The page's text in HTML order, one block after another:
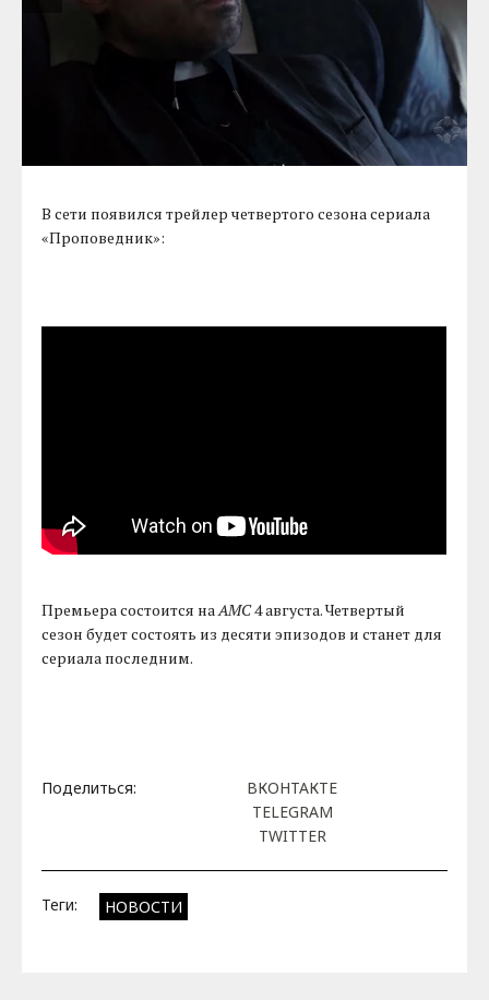
В сети появился трейлер четвертого сезона сериала
«Проповедник»:
Премьера состоится наAMC4 августа. Четвертый
сезон будет состоять из десяти эпизодов и станет для
сериала последним.
Поделиться:
ВКОНТАКТЕ
TELEGRAM
TWITTER
Теги: НОВОСТИ